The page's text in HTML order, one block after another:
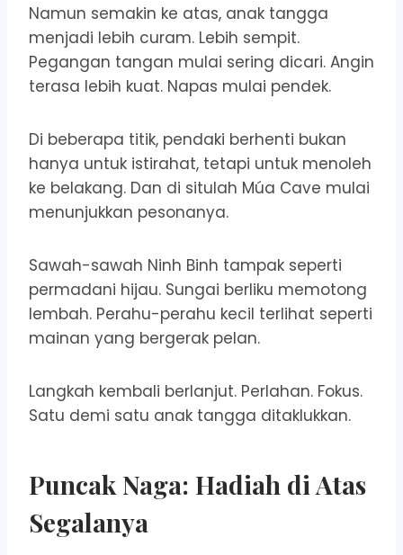
Namun semakin ke atas, anak tangga
menjadi lebih curam. Lebih sempit.
Pegangan tangan mulai sering dicari. Angin
terasa lebih kuat. Napas mulai pendek.
Di beberapa titik, pendaki berhenti bukan
hanya untuk istirahat, tetapi untuk menoleh
ke belakang. Dan di situlah Múa Cave mulai
menunjukkan pesonanya.
Sawah-sawah Ninh Binh tampak seperti
permadani hijau. Sungai berliku memotong
lembah. Perahu-perahu kecil terlihat seperti
mainan yang bergerak pelan.
Langkah kembali berlanjut. Perlahan. Fokus.
Satu demi satu anak tangga ditaklukkan.
Puncak Naga: Hadiah di Atas
Segalanya